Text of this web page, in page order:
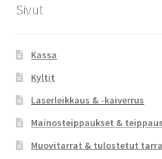
Sivut
Kassa
Kyltit
Laserleikkaus & -kaiverrus
Mainosteippaukset &
Muovitarrat & tulostetut